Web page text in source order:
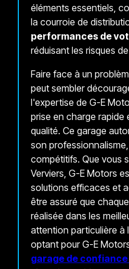
éléments essentiels,
la courroie de
performances de
réduisant les risques
Faire face à un
peut sembler
l'expertise de G-E
prise en charge rapide
qualité. Ce garage
son
compétitifs. Que vous
Verviers, G-E Motors
solutions efficaces et
être assuré que
réalisée dans les
attention particulière à
optant pour G-E
garage de confiance